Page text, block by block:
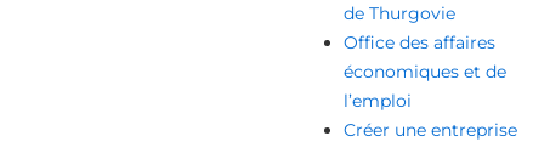
de Thurgovie
Office des affaires
économiques et de
l’emploi
Créer une entreprise